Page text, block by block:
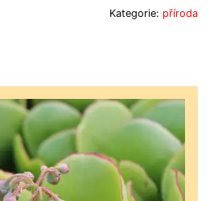
Kategorie: příroda